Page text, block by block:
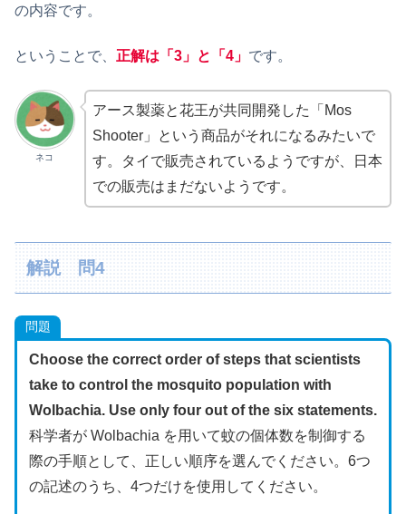
の内容です。
ということで、 正解は「3」と「4」 です。
ネコ
アース製薬と花王が共同開発した「Mos
Shooter」という商品がそれになるみたいで
す。タイで販売されているようですが、日本
での販売はまだないようです。
解説 問4
問題
Choose the correct order of steps that scientists
take to control the mosquito population with
Wolbachia. Use only four out of the six statements.
科学者が Wolbachia を用いて蚊の個体数を制御する
際の手順として、正しい順序を選んでください。6つ
の記述のうち、4つだけを使用してください。